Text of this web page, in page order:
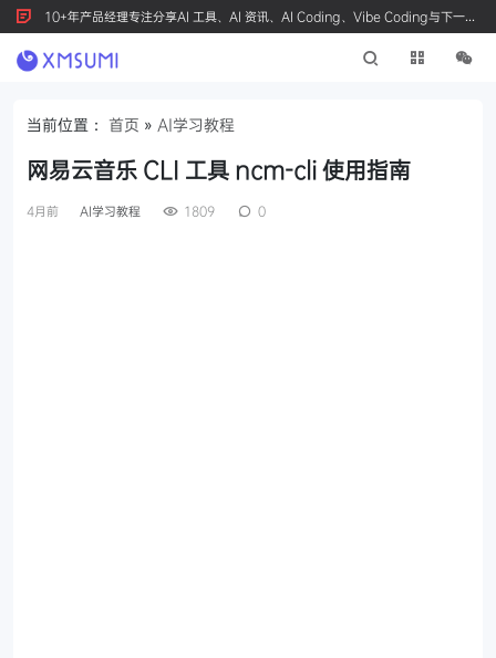
10+年产品经理专注分享AI 工具、AI 资讯、AI Coding、Vibe Coding与下一代
产品创新，按 Ctrl+D 收藏我们
当前位置： 首页 » AI学习教程
网易云音乐 CLI 工具 ncm-cli 使用指南
4月前 AI学习教程 1809 0